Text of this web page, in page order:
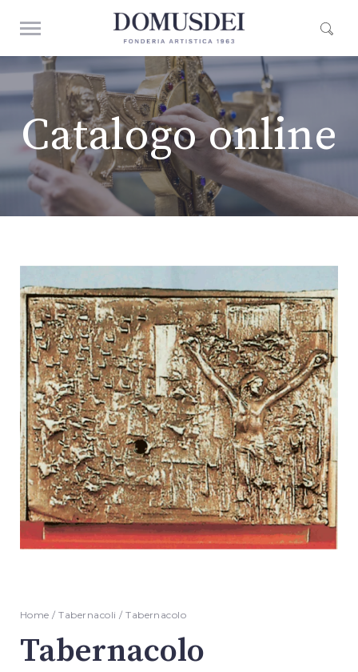
Catalogo online
Home /Tabernacoli / Tabernacolo
Tabernacolo